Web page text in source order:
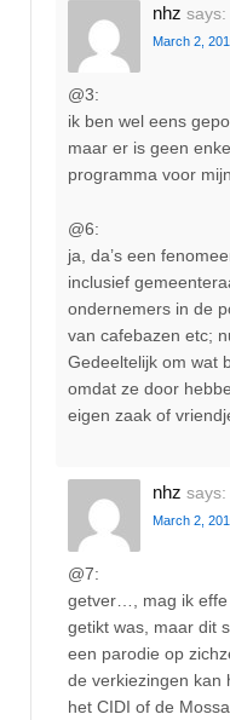
nhz says:
March 2,
@3:
ik ben wel eens
maar er is geen
programma voor
@6:
ja, da’s een
inclusief
ondernemers in de
van cafebazen etc;
Gedeeltelijk om wat
omdat ze door
eigen zaak of
nhz says:
March 2,
@7:
getver…, mag ik effe
getikt was, maar dit
een parodie op
de verkiezingen kan
het CIDI of de